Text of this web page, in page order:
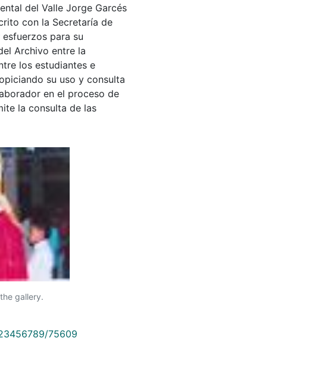
del Valle Jorge Garcés
con la Secretaría de
para su
Archivo entre la
los estudiantes e
su uso y consulta
en el proceso de
la consulta de las
gallery.
75609